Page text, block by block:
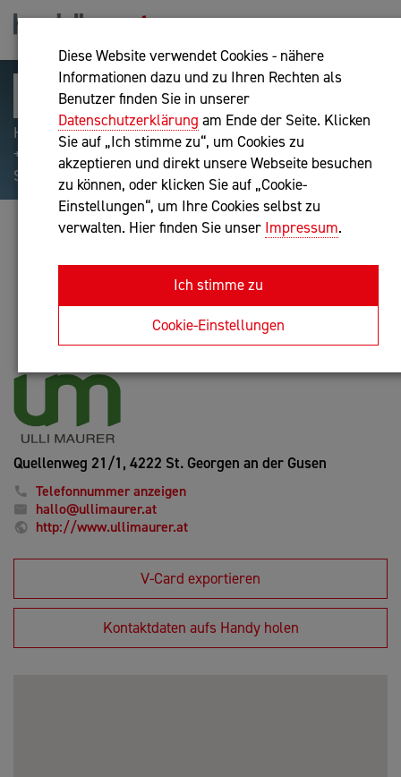
Diese Website verwendet Cookies - nähere
Informationen dazu und zu Ihren Rechten als
Benutzer finden Sie in unserer
Datenschutzerklärung am Ende der Seite. Klicken
Sie auf „Ich stimme zu“, um Cookies zu
akzeptieren und direkt unsere Webseite besuchen
zu können, oder klicken Sie auf „Cookie-
Einstellungen“, um Ihre Cookies selbst zu
verwalten. Hier finden Sie unser Impressum.
Ich stimme zu
Cookie-Einstellungen
Hilfreiche Suchparameter: Begriff einschließen:
+webshop, Begriff ausschließen: -webshop, Exakter
Suchbegriff: "internet of things"
MAG. ULRIKE MAURER E.U.
Unternehmensberatung
Anfrage oder Rückruf
Quellenweg 21/1, 4222 St. Georgen an der Gusen
Telefonnummer anzeigen
hallo@ullimaurer.at
http://www.ullimaurer.at
V-Card exportieren
Kontaktdaten aufs Handy holen